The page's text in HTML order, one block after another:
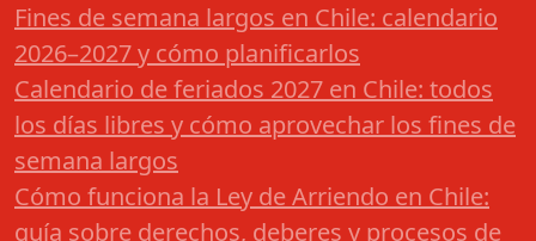
Fines de semana largos en Chile: calendario
2026–2027 y cómo planificarlos
Calendario de feriados 2027 en Chile: todos
los días libres y cómo aprovechar los fines de
semana largos
Cómo funciona la Ley de Arriendo en Chile:
guía sobre derechos, deberes y procesos de